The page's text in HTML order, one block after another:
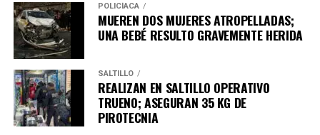
POLICÍACA
MUEREN DOS MUJERES ATROPELLADAS;
UNA BEBÉ RESULTO GRAVEMENTE HERIDA
SALTILLO
REALIZAN EN SALTILLO OPERATIVO
TRUENO; ASEGURAN 35 KG DE
PIROTECNIA